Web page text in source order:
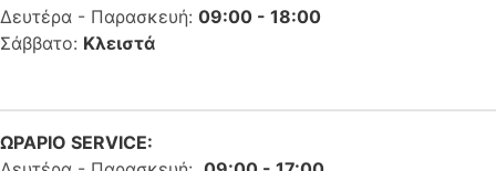
Δευτέρα - Παρασκευή: 09:00 - 18:00
Σάββατο: Κλειστά
ΩΡΑΡΙΟ SERVICE: